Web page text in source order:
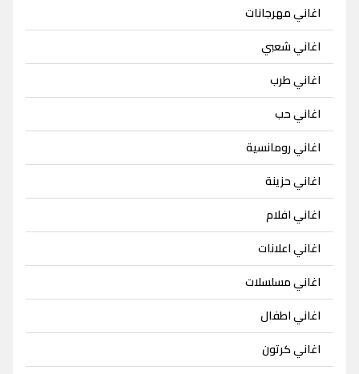
اغاني مهرجانات
اغاني شعبي
اغاني طرب
اغاني حب
اغاني رومانسية
اغاني حزينة
اغاني افلام
اغاني اعلانات
اغاني مسلسلات
اغاني اطفال
اغاني كرتون